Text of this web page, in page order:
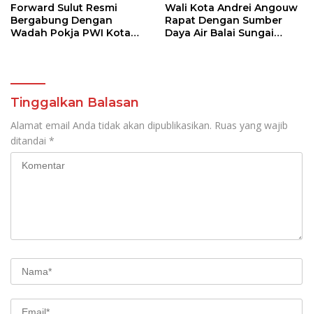
Forward Sulut Resmi
Bergabung Dengan
Wadah Pokja PWI Kota
Wali Kota Andrei Angouw
Rapat Dengan Sumber
Daya Air Balai Sungai
Tinggalkan Balasan
Alamat email Anda tidak akan dipublikasikan. Ruas yang wajib
ditandai *